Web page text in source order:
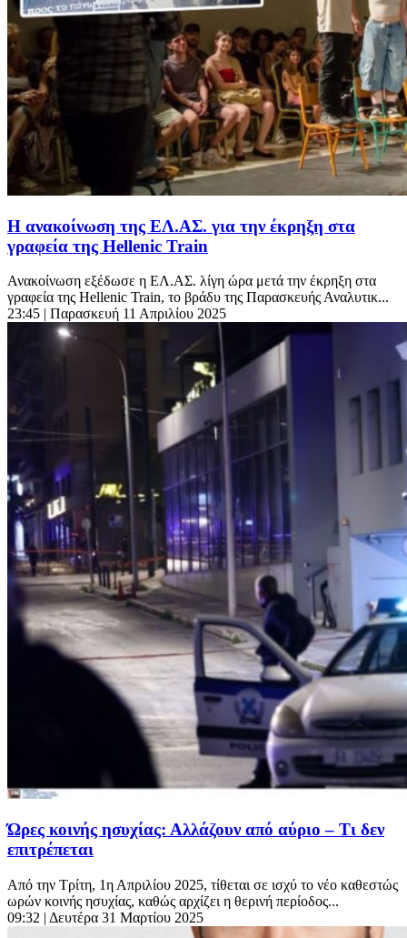
Η ανακοίνωση της ΕΛ.ΑΣ. για την έκρηξη στα
γραφεία της Hellenic Train
Ανακοίνωση εξέδωσε η ΕΛ.ΑΣ. λίγη ώρα μετά την έκρηξη στα
γραφεία της Hellenic Train, το βράδυ της Παρασκευής Αναλυτικ...
23:45 | Παρασκευή 11 Απριλίου 2025
Ώρες κοινής ησυχίας: Αλλάζουν από αύριο – Τι δεν
επιτρέπεται
Από την Τρίτη, 1η Απριλίου 2025, τίθεται σε ισχύ το νέο καθεστώς
ωρών κοινής ησυχίας, καθώς αρχίζει η θερινή περίοδος...
09:32 | Δευτέρα 31 Μαρτίου 2025